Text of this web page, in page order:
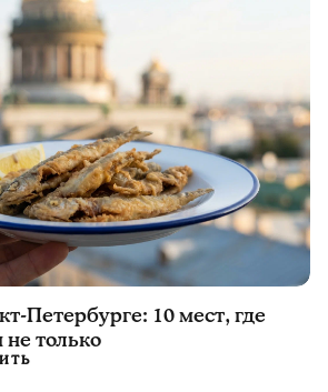
Петербурге: 10 мест, где
не только